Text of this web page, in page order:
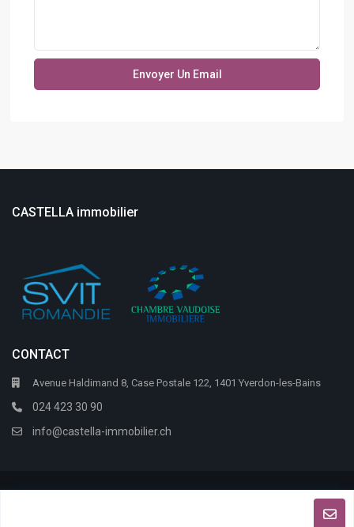
CASTELLA immobilier
CONTACT
Avenue Haldimand 8, Case Postale 122, 1401 Yverdon-les-Bains
024 423 30 90
info@castella-immobilier.ch